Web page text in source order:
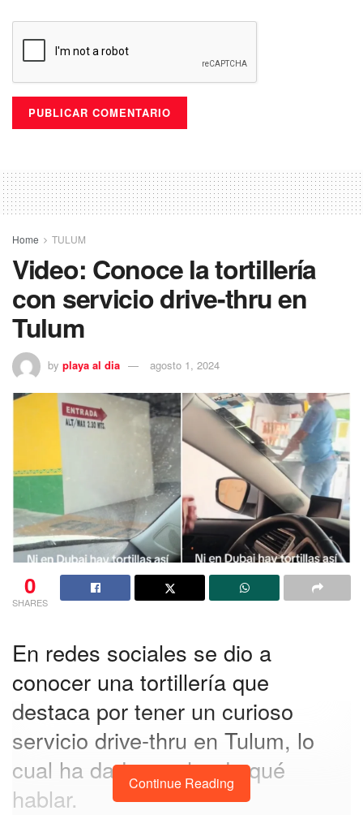
Home TULUM
Video: Conoce la tortillería
con servicio drive-thru en
Tulum
by playa al dia agosto 1, 2024
0
SHARES
En redes sociales se dio a
conocer una tortillería que
destaca por tener un curioso
servicio drive-thru en Tulum, lo
cual ha dado mucho de qué
hablar.
Continue Reading